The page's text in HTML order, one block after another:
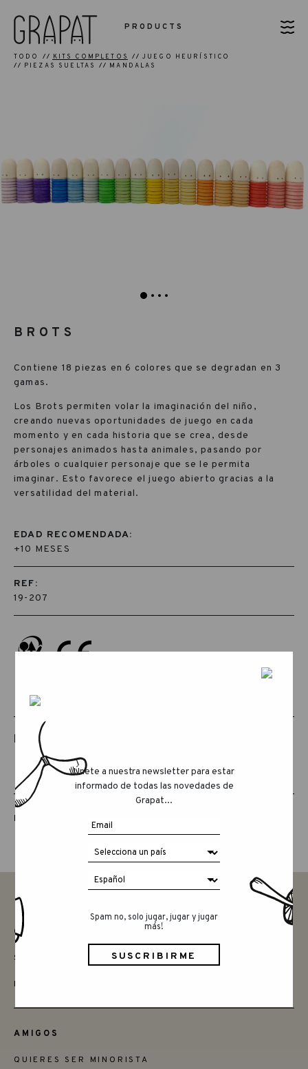
PRODUCTS
TODO KITS COMPLETOS
JUEGO HEURÍSTICO
PIEZAS SUELTAS
MANDALAS
BROTS
Contiene 18 piezas en 6 colores que se degradan en 3
gamas.
Los Brots permiten volar la imaginación del niño,
creando nuevas oportunidades de juego en cada
momento y en cada historia que se crea, desde
personajes animados hasta animales, pasando por
árboles o cualquier personaje que se le permita
imaginar. Esto favorece el juego abierto gracias a la
versatilidad del material.
EDAD RECOMENDADA:
+10 MESES
REF:
19-207
PRODUCTOS RELACIONADOS
LUCKY LUCKY QUINTA EDICIÓN
Únete a nuestra newsletter para estar
informado de todas las novedades de
Grapat...
Spam no, solo jugar, jugar y jugar
más!
CONTACTAR
SAY HELLO
INSTAGRAM
AMIGOS
QUIERES SER MINORISTA